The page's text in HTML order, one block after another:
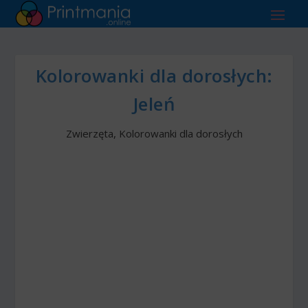
Kolorowanki dla dorosłych:
Jeleń
Zwierzęta, Kolorowanki dla dorosłych